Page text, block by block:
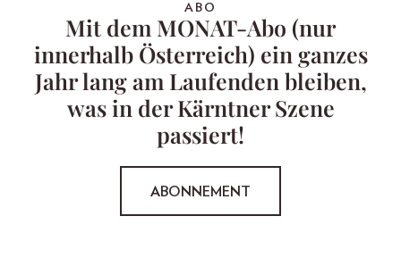
ABO
Mit dem MONAT-Abo (nur
innerhalb Österreich) ein ganzes
Jahr lang am Laufenden bleiben,
was in der Kärntner Szene
passiert!
ABONNEMENT